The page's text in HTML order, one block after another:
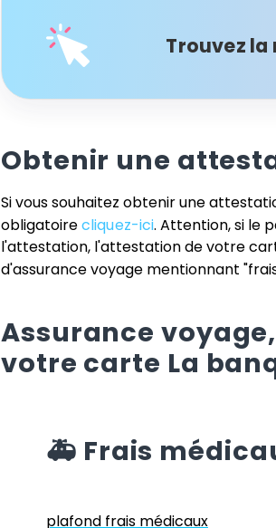
Trouvez
Obtenir une
Si vous souhaitez obtenir une
obligatoirecliquez-ici. Attention, si le
l'attestation, l'attestation de votre
d'assurance voyage mentionnant
Assurance
votre carte La
🚑 Frais
plafond frais médicaux